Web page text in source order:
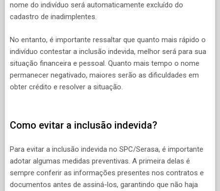
nome do indivíduo será automaticamente excluído do
cadastro de inadimplentes.
No entanto, é importante ressaltar que quanto mais rápido o
indivíduo contestar a inclusão indevida, melhor será para sua
situação financeira e pessoal. Quanto mais tempo o nome
permanecer negativado, maiores serão as dificuldades em
obter crédito e resolver a situação.
Como evitar a inclusão indevida?
Para evitar a inclusão indevida no SPC/Serasa, é importante
adotar algumas medidas preventivas. A primeira delas é
sempre conferir as informações presentes nos contratos e
documentos antes de assiná-los, garantindo que não haja